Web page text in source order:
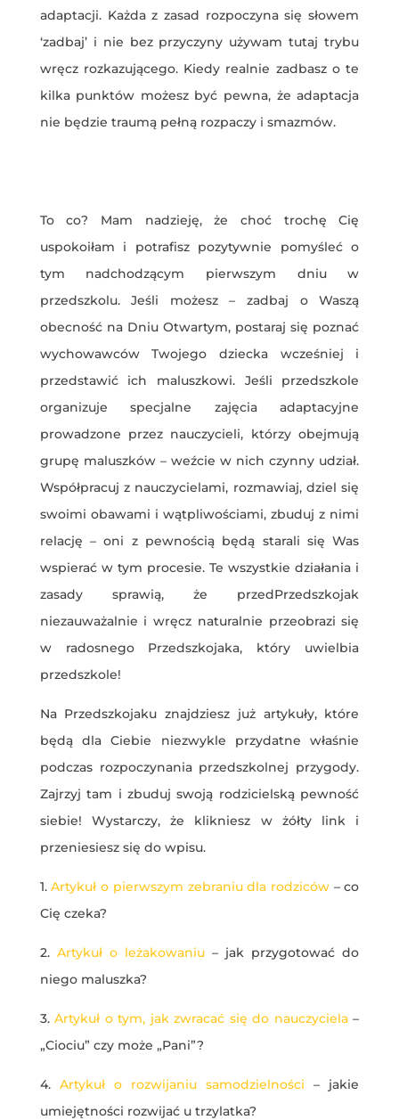
adaptacji. Każda z zasad rozpoczyna się słowem
‘zadbaj’ i nie bez przyczyny używam tutaj trybu
wręcz rozkazującego. Kiedy realnie zadbasz o te
kilka punktów możesz być pewna, że adaptacja
nie będzie traumą pełną rozpaczy i smazmów.
To co? Mam nadzieję, że choć trochę Cię
uspokoiłam i potrafisz pozytywnie pomyśleć o
tym nadchodzącym pierwszym dniu w
przedszkolu. Jeśli możesz – zadbaj o Waszą
obecność na Dniu Otwartym, postaraj się poznać
wychowawców Twojego dziecka wcześniej i
przedstawić ich maluszkowi. Jeśli przedszkole
organizuje specjalne zajęcia adaptacyjne
prowadzone przez nauczycieli, którzy obejmują
grupę maluszków – weźcie w nich czynny udział.
Współpracuj z nauczycielami, rozmawiaj, dziel się
swoimi obawami i wątpliwościami, zbuduj z nimi
relację – oni z pewnością będą starali się Was
wspierać w tym procesie. Te wszystkie działania i
zasady sprawią, że przedPrzedszkojak
niezauważalnie i wręcz naturalnie przeobrazi się
w radosnego Przedszkojaka, który uwielbia
przedszkole!
Na Przedszkojaku znajdziesz już artykuły, które
będą dla Ciebie niezwykle przydatne właśnie
podczas rozpoczynania przedszkolnej przygody.
Zajrzyj tam i zbuduj swoją rodzicielską pewność
siebie! Wystarczy, że klikniesz w żółty link i
przeniesiesz się do wpisu.
1.Artykuł o pierwszym zebraniu dla rodziców– co
Cię czeka?
2. Artykuł o leżakowaniu– jak przygotować do
niego maluszka?
3.Artykuł o tym, jak zwracać się do nauczyciela–
„Ciociu” czy może „Pani”?
4. Artykuł o rozwijaniu samodzielności – jakie
umiejętności rozwijać u trzylatka?